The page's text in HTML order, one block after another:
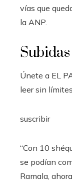
vías que
la ANP.
Únete a EL
leer sin
suscribir
“Con 10
se podían
Ramala,